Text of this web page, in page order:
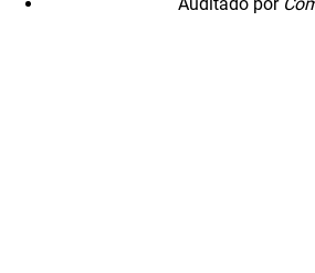
Auditado por